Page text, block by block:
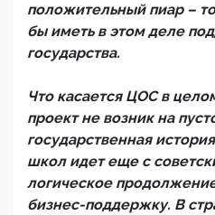
положительный пиар –
бы иметь в этом деле
государства.
Что касается ЦОС в
проект не возник на
государственная
школ идет еще с
логическое
бизнес-поддержку. В